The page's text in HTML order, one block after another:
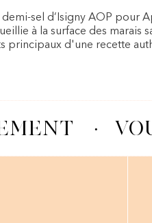
sel d’Isigny AOP pour
à la surface des marais
principaux d'une recette